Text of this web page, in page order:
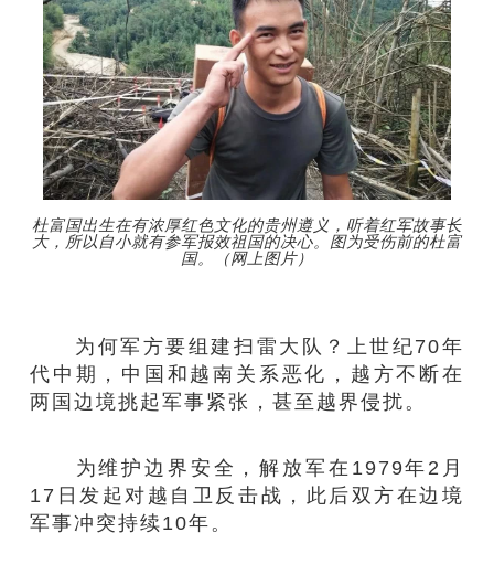
杜富国出生在有浓厚红色文化的贵州遵义，听着红军故事长
大，所以自小就有参军报效祖国的决心。图为受伤前的杜富
国。（网上图片）
为何军方要组建扫雷大队？上世纪70年
代中期，中国和越南关系恶化，越方不断在
两国边境挑起军事紧张，甚至越界侵扰。
为维护边界安全，解放军在1979年2月
17日发起对越自卫反击战，此后双方在边境
军事冲突持续10年。